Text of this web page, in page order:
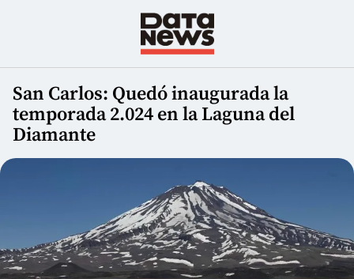
San Carlos: Quedó inaugurada la
temporada 2.024 en la Laguna del
Diamante